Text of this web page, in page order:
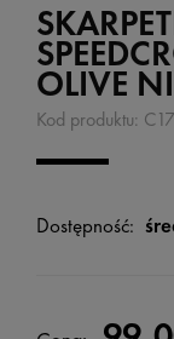
OLIVE
Kod produktu:
Dostępność: